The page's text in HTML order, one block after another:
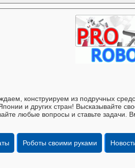
конструируем из подручных
и других стран! Высказывайте
любые вопросы и ставьте задачи.
Роботы своими руками